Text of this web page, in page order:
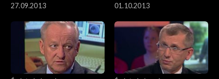
27.09.2013
01.10.2013